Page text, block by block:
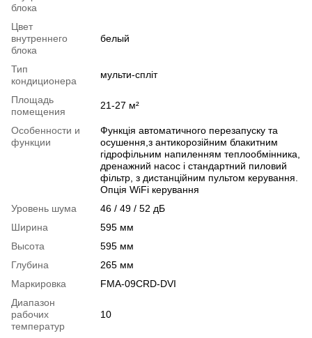
блока
Цвет
внутреннего
блока
белый
Тип
кондиционера
мульти-спліт
Площадь
помещения
21-27 м²
Особенности и
функции
Функція автоматичного перезапуску та
осушення,з антикорозійним блакитним
гідрофільним напиленням теплообмінника,
дренажний насос і стандартний пиловий
фільтр, з дистанційним пультом керування.
Опція WiFi керування
Уровень шума
46 / 49 / 52 дБ
Ширина
595 мм
Высота
595 мм
Глубина
265 мм
Маркировка
FMA-09CRD-DVI
Диапазон
рабочих
температур
10